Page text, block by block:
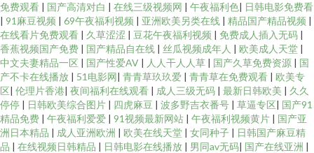
免费观看 | 国产高清对白 | 在线三级视频网 | 午夜福利色| 日韩电影免费看
| 91麻豆视频 | 69午夜福利视频 | 亚洲欧美另类在线 | 精品国产精品视频 |
在线看片免费观看 | 久草涩涩 | 豆花午夜福利视频 | 免费成人插入无码 |
香蕉视频国产免费 | 国产精品自在线 | 丝瓜视频成年人 | 欧美成人天堂 |
中文夫妻精品一区 | 国产性爱AV | 人人干人人草 | 国产久草免费资源 | 国
产不卡在线播放 | 51电影网| 青青草玖玖爱 | 青青草在免费观看 | 欧美专
区| 伦理片香港| 夜间福利在线观看 | 成人三级无码 | 最新日韩欧美 | 久久
停停 | 日韩欧美综合图片 | 四虎麻豆 | 波多野吉衣番号 | 草逼专区| 国产91
精品免费 | 午夜福利爱爱 | 91视频最新网站 | 午夜福利视频黄片 | 国产亚
洲日本精品 | 成人亚洲欧洲 | 欧美在线天堂 | 女同种子 | 日韩国产麻豆精
品 | 在线视频日韩精品 | 日韩电影在线播放 | 男同av无码| 国产在线亚洲 |